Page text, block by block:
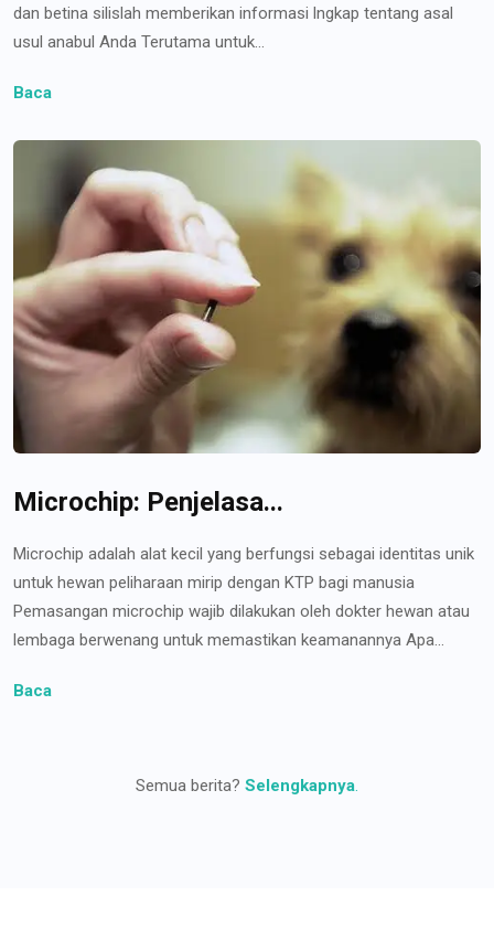
dan betina silislah memberikan informasi lngkap tentang asal
usul anabul Anda Terutama untuk...
Baca
Microchip: Penjelasa...
Microchip adalah alat kecil yang berfungsi sebagai identitas unik
untuk hewan peliharaan mirip dengan KTP bagi manusia
Pemasangan microchip wajib dilakukan oleh dokter hewan atau
lembaga berwenang untuk memastikan keamanannya Apa...
Baca
Semua berita? Selengkapnya